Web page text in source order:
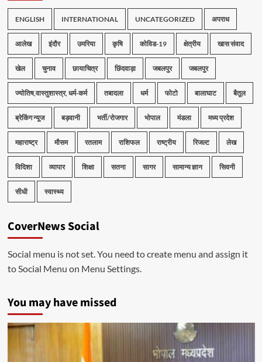
ENGLISH INTERNATIONAL UNCATEGORIZED अपराध
आलेख इंदौर उमरिया कृषि कोविड-19 क्षेत्रीय खास संवाद
खेल चुनाव छायाचित्र छिंदवाड़ा जबलपुर जबलपुर
ज्योतिष,वास्तुशास्त्र, धर्म-कर्म तबादला धर्म फोटो बालाघाट बैतूल
ब्रेकिंग न्यूज बड़वानी भर्ती/रोजगार भोपाल मंडला मध्य प्रदेश
महाराष्ट्र मौसम रतलाम राशिफल राष्ट्रीय रिजल्ट लेख
विदिशा व्यापार शिक्षा सतना सागर सामान्य ज्ञान सिवनी
सीधी स्वास्थ्य
CoverNews Social
Social menu is not set. You need to create menu and assign it
to Social Menu on Menu Settings.
You may have missed